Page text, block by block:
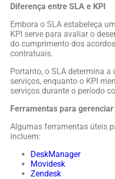
Diferença entre SLA e KPI
Embora o SLA estabeleça
KPI serve para avaliar o
do cumprimento dos
contratuais.
Portanto, o SLA determina
serviços, enquanto o KPI
serviços durante o período
Ferramentas para gerenciar
Algumas ferramentas úteis
incluem:
DeskManager
Movidesk
Zendesk